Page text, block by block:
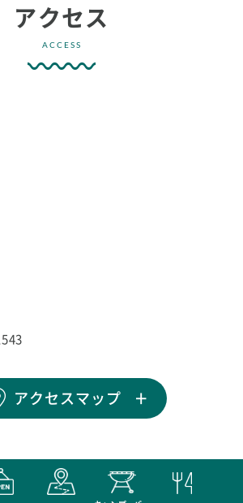
アクセス
ACCESS
アクセスマップ